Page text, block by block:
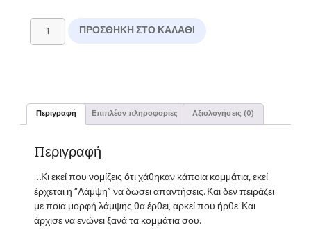
ΠΡΟΣΘΉΚΗ ΣΤΟ ΚΑΛΆΘΙ
Περιγραφή Επιπλέον πληροφορίες Αξιολογήσεις (0)
Περιγραφή
…Κι εκεί που νομίζεις ότι χάθηκαν κάποια κομμάτια, εκεί
έρχεται η “Λάμψη” να δώσει απαντήσεις. Και δεν πειράζει
με ποια μορφή λάμψης θα έρθει, αρκεί που ήρθε. Και
άρχισε να ενώνει ξανά τα κομμάτια σου.